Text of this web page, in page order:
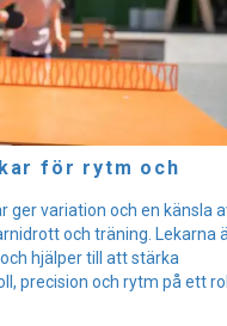
för rytm och
ger variation och en känsla
och träning. Lekarna
hjälper till att stärka
precision och rytm på ett